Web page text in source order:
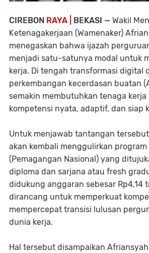
CIREBON RAYA | BEKASI — Wakil
Ketenagakerjaan (Wamenaker)
menegaskan bahwa ijazah
menjadi satu-satunya modal untuk
kerja. Di tengah transformasi digital
perkembangan kecerdasan buatan
semakin membutuhkan tenaga kerja
kompetensi nyata, adaptif, dan siap
Untuk menjawab tantangan
akan kembali menggulirkan program
(Pemagangan Nasional) yang
diploma dan sarjana atau fresh
didukung anggaran sebesar Rp4,14
dirancang untuk memperkuat
mempercepat transisi lulusan
dunia kerja.
Hal tersebut disampaikan